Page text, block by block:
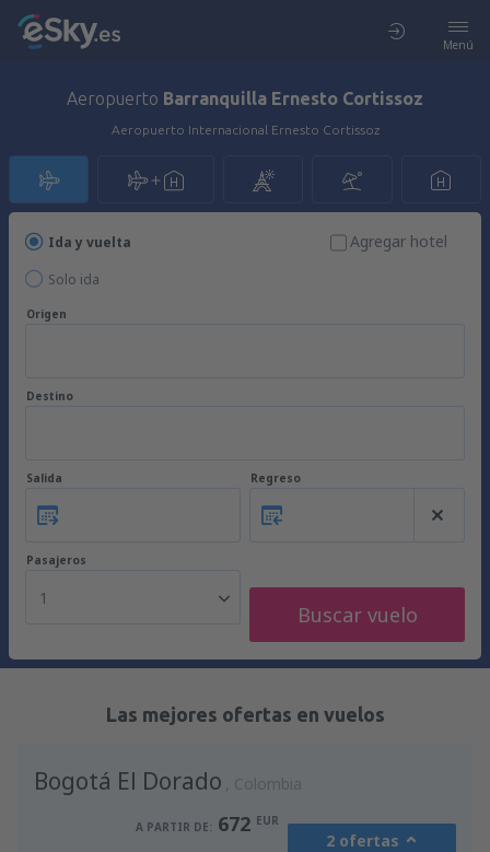
Menú
Aeropuerto Barranquilla Ernesto Cortissoz
Aeropuerto Internacional Ernesto Cortissoz
Ida y vuelta
Solo ida
Agregar hotel
Origen
Destino
Salida Regreso
Pasajeros
1
Buscar vuelo
Las mejores ofertas en vuelos
Bogotá El Dorado Colombia
A PARTIR DE: 672 EUR
2 ofertas